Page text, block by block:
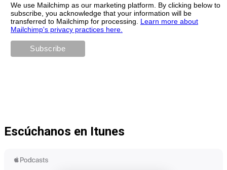
We use Mailchimp as our marketing platform. By clicking below to
subscribe, you acknowledge that your information will be
transferred to Mailchimp for processing. Learn more about
Mailchimp's privacy practices here.
Escúchanos en Itunes